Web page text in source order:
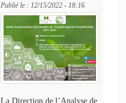
Publié le : 12/15/2022 - 18:16
La Direction de l’Analyse de